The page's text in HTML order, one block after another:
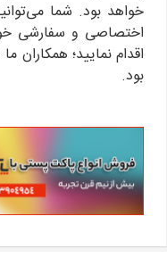
خواهد بود. شما
اختصاصی و سفارشی
اقدام نمایید؛
بود.